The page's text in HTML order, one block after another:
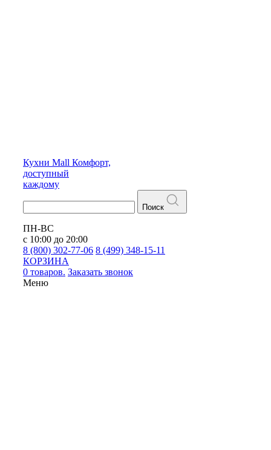
Кухни Mall Комфорт,
доступный
каждому
Поиск
ПН-ВС
с 10:00 до 20:00
8 (800) 302-77-06 8 (499) 348-15-11
КОРЗИНА
0 товаров. Заказать звонок
Меню